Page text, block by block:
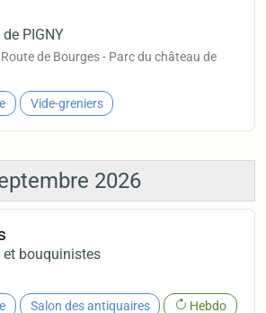
PIGNY
de Bourges - Parc du château de
Vide-greniers
2026
et bouquinistes
Salon des antiquaires Hebdo